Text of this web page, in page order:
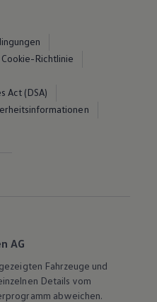
Cookie-Richtlinie
Act (DSA)
AG
Fahrzeuge und
Details vom
abweichen.